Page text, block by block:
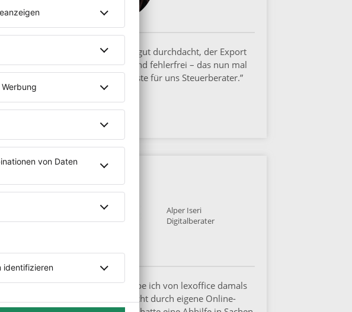
auch
muss
wie
„lexoffice ist gut durchdacht, der Export
erfolgreich und fehlerfrei – das nun mal
das Wichtigste für uns Steuerberater.”
Alper Iseri
Digitalberater
„Erfahren habe ich von lexoffice damals
ganz schlicht durch eigene Online-